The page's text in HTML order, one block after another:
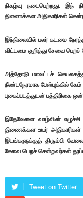
நிகழ்வு நடைபெற்றது. இந்
திணைக்கள அதிகாரிகள்
இந்நிலையில் பலர் கடமை
விட்டமை குறித்து சேவை
அத்தோடு மாவட்டச்
நீண்டநேரமாக பேஸ்புக்கில்
புகைப்படத்துடன் பத்திரிகை
இதேவேளை வாழ்வின்
திணைக்கள உயர்
இடங்களுக்குத் திரும்பி
சேவை பெறச் சென்றவர்கள்
Tweet on Twitter